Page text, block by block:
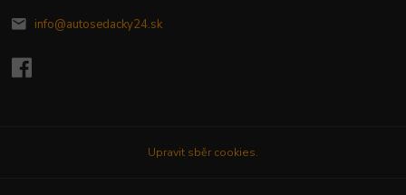
info@autosedacky24.sk
Upravit sběr cookies.